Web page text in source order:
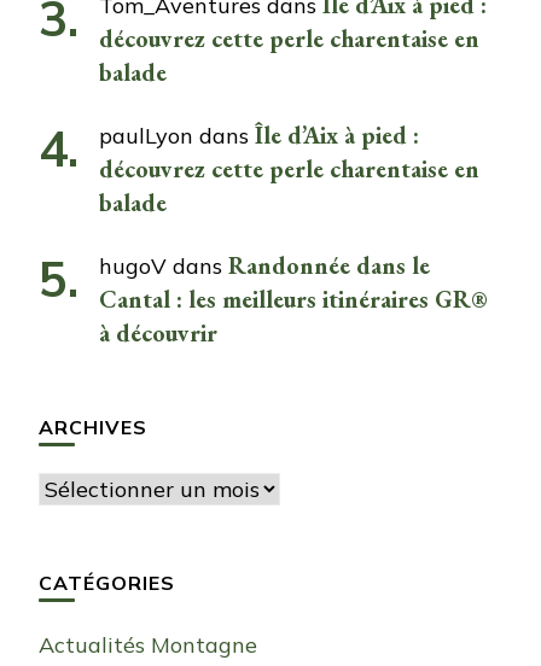
découvrez cette perle charentaise en
balade
paulLyon dans Île d’Aix à pied :
découvrez cette perle charentaise en
balade
hugoV dans Randonnée dans le
Cantal : les meilleurs itinéraires GR®
à découvrir
ARCHIVES
Archives
CATÉGORIES
Actualités Montagne